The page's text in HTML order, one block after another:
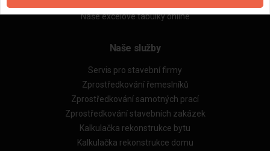
Naše excelové tabulky online
Naše služby
Servis pro stavební firmy
Zprostředkování řemeslníků
Zprostředkování samotných prací
Zprostředkování stavebních zakázek
Kalkulačka rekonstrukce bytu
Kalkulačka rekonstrukce domu